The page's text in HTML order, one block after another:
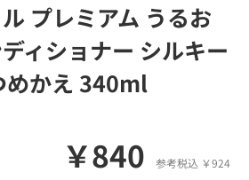
プレミアム うるお
ィショナー シルキー
めかえ 340ml
￥840 参考税込 ￥924